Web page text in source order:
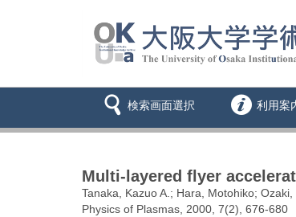
検索画面選択 利用案
Multi-layered flyer
Tanaka, Kazuo A.; Hara, Motohiko;
Physics of Plasmas, 2000, 7(2), 676-680